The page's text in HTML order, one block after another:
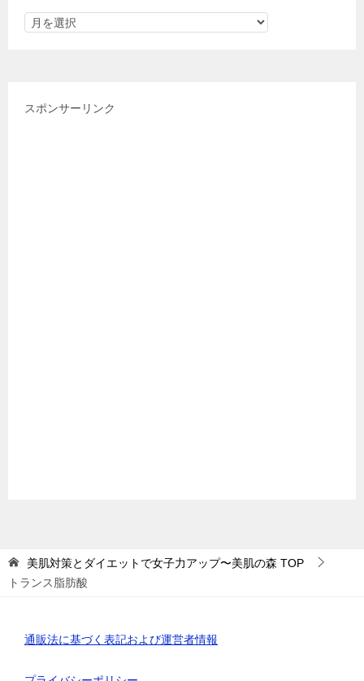
スポンサーリンク
美肌対策とダイエットで女子力アップ〜美肌の森 TOP
トランス脂肪酸
通販法に基づく表記および運営者情報